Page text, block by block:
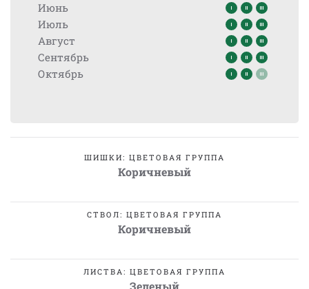
Июнь
Июль
Август
Сентябрь
Октябрь
ШИШКИ: ЦВЕТОВАЯ ГРУППА
Коричневый
СТВОЛ: ЦВЕТОВАЯ ГРУППА
Коричневый
ЛИСТВА: ЦВЕТОВАЯ ГРУППА
Зеленый